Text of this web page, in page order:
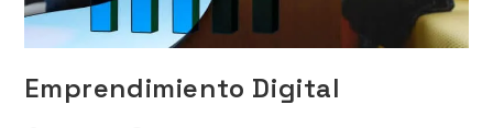
Emprendimiento Digital